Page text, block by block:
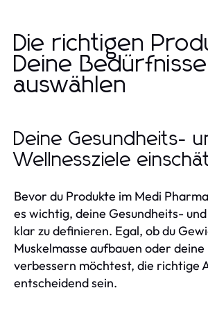
Die richtigen
Deine Bedürfnisse
auswählen
Deine Gesundheits-
Wellnessziele
Bevor du Produkte im Medi
es wichtig, deine Gesundheits-
klar zu definieren. Egal, ob du
Muskelmasse aufbauen oder
verbessern möchtest, die richtige
entscheidend sein.